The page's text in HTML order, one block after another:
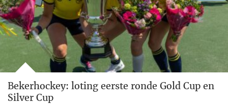
Bekerhockey: loting eerste ronde Gold Cup en
Silver Cup